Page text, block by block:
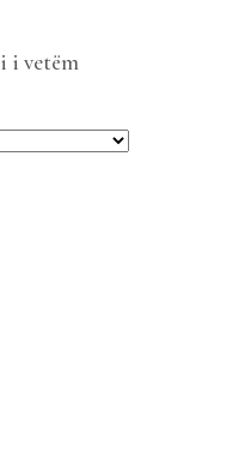
i vetëm